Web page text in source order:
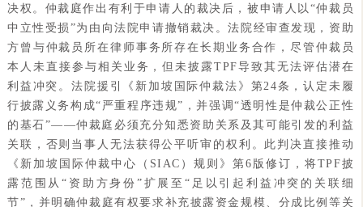
决权。仲裁庭作出有利于申请人的裁决后，被申请人以“仲裁员
中立性受损”为由向法院申请撤销裁决。法院经审查发现，资助
方曾与仲裁员所在律师事务所存在长期业务合作，尽管仲裁员
本人未直接参与相关业务，但未披露TPF导致其无法评估潜在
利益冲突。法院援引《新加坡国际仲裁法》第24条，认定未履
行披露义务构成“严重程序违规”，并强调“透明性是仲裁公正性
的基石”——仲裁庭必须充分知悉资助关系及其可能引发的利益
关联，否则当事人无法获得公平听审的权利。此判决直接推动
《新加坡国际仲裁中心（SIAC）规则》第6版修订，将TPF披
露范围从“资助方身份”扩展至“足以引起利益冲突的关联细
节”，并明确仲裁庭有权要求补充披露资金规模、分成比例等关